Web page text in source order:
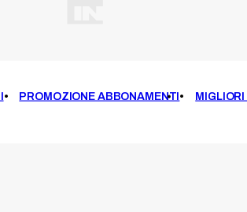
PROMOZIONE ABBONAMENTI